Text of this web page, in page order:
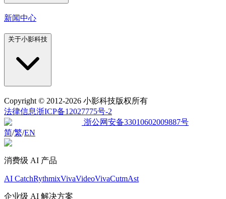
新闻中心
关于小影科技
Copyright © 2012-2026 小影科技版权所有
法律信息浙ICP备12027775号-2
浙公网安备33010602009887号
简/繁/EN
消费级 AI 产品
AI CatchRythmixVivaVideoVivaCutmAst
企业级 AI 解决方案